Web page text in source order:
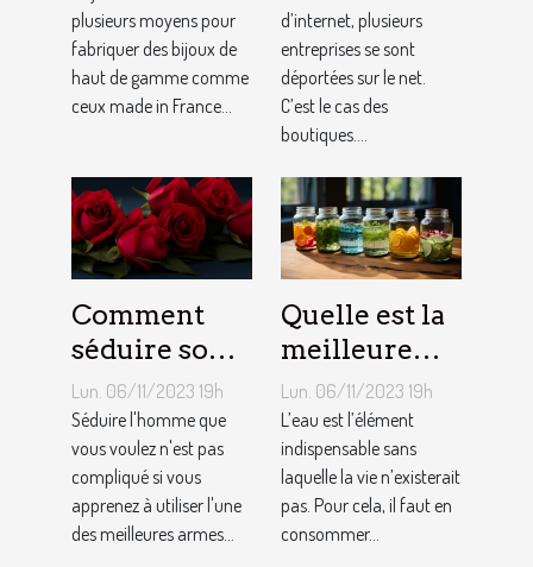
plusieurs moyens pour
fabriquer des bijoux de
haut de gamme comme
ceux made in France...
d’internet, plusieurs
entreprises se sont
déportées sur le net.
C’est le cas des
boutiques....
Comment
séduire son
homme ?
Lun. 06/11/2023 19h
Séduire l'homme que
vous voulez n'est pas
compliqué si vous
apprenez à utiliser l'une
des meilleures armes...
Quelle est la
meilleure
quantité
d’eau qu’il
faut au
quotidien ?
Lun. 06/11/2023 19h
L’eau est l’élément
indispensable sans
laquelle la vie n’existerait
pas. Pour cela, il faut en
consommer...